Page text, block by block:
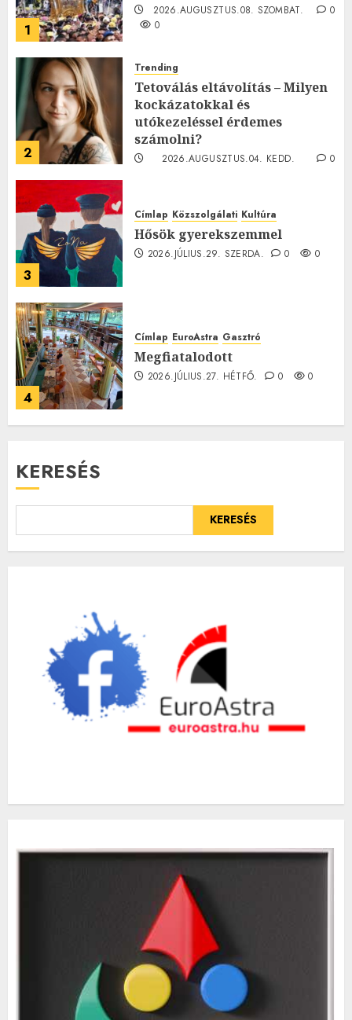
1
2026.AUGUSZTUS.08. SZOMBAT.
0
0
2
Trending
Tetoválás eltávolítás – Milyen
kockázatokkal és
utókezeléssel érdemes
számolni?
2026.AUGUSZTUS.04. KEDD.
0
3
Címlap Közszolgálati Kultúra
Hősök gyerekszemmel
2026.JÚLIUS.29. SZERDA. 0 0
4
Címlap EuroAstra Gasztró
Megfiatalodott
2026.JÚLIUS.27. HÉTFŐ. 0 0
KERESÉS
KERESÉS